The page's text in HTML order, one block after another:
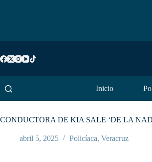
Inicio
CONDUCTORA DE KIA SALE ‘DE LA
abril 5, 2025 Policíaca, Veracruz